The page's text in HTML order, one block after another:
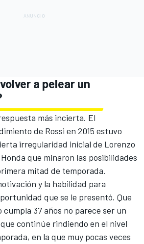
a pelear un
más incierta. El
de Rossi en 2015 estuvo
irregularidad inicial de Lorenzo
que minaron las posibilidades
mitad de temporada.
y la habilidad para
que se le presentó. Que
37 años no parece ser un
continúe rindiendo en el nivel
en la que muy pocas veces